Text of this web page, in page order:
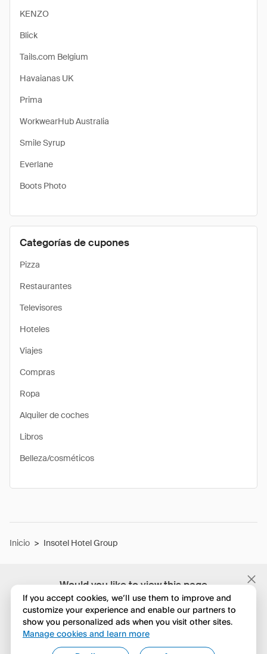
Would you like to view this page
in English?
No, seguir navegando
KENZO
Blick
Tails.com Belgium
Havaianas UK
Prima
WorkwearHub Australia
Smile Syrup
Everlane
Boots Photo
Categorías de cupones
Pizza
Restaurantes
Televisores
Hoteles
Viajes
Compras
Ropa
Alquiler de coches
Libros
Belleza/cosméticos
Inicio > Insotel Hotel Group
If you accept cookies, we’ll use them to improve and
customize your experience and enable our partners to
show you personalized ads when you visit other sites.
Manage cookies and learn more